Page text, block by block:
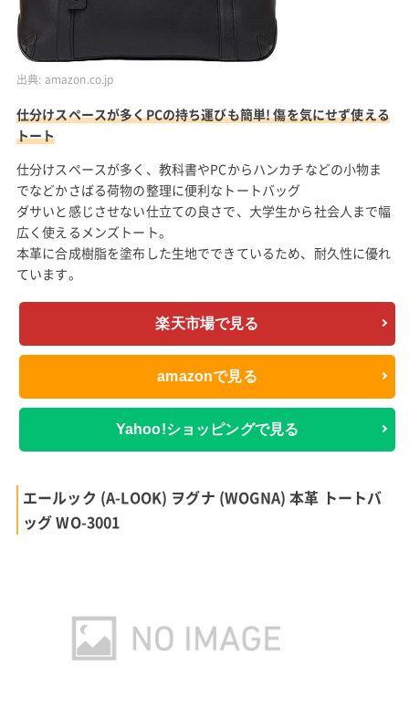
出典: amazon.co.jp
仕分けスペースが多くPCの持ち運びも簡単! 傷を気にせず使える
トート
仕分けスペースが多く、教科書やPCからハンカチなどの小物ま
でなどかさばる荷物の整理に便利なトートバッグ
ダサいと感じさせない仕立ての良さで、大学生から社会人まで幅
広く使えるメンズトート。
本革に合成樹脂を塗布した生地でできているため、耐久性に優れ
ています。
楽天市場で見る
amazonで見る
Yahoo!ショッピングで見る
エールック (A-LOOK) ヲグナ (WOGNA) 本革 トートバ
ッグ WO-3001